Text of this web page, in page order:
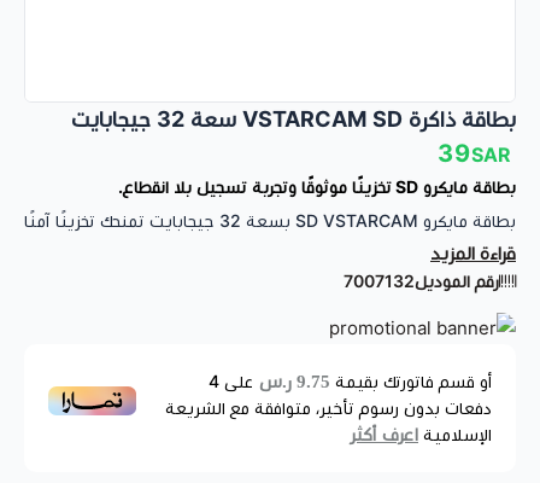
بطاقة ذاكرة VSTARCAM SD سعة 32 جيجابايت
39SAR
بطاقة مايكرو SD تخزينًا موثوقًا وتجربة تسجيل بلا انقطاع.
بطاقة مايكرو SD VSTARCAM بسعة 32 جيجابايت تمنحك تخزينًا آمنًا
الأمان اللاسلكية، حيث تضمن تسجيلًا مستمرًا دون انقطاع بفضل
موثوقية عالية وراحة بال في كل لحظة.
المواصفات الفنية
نوع المنتج:بطاقة ذاكرة (Memory Card XC).
تصنيف السرعة:فئة 10 UHS-I U1 (سرعة فائقة).
قراءة المزيد
رقم الموديل7007132
أو قسم فاتورتك بقيمة 9.75 ر.س على 4
دفعات بدون رسوم تأخير، متوافقة مع الشريعة
الإسلامية اعرف أكثر